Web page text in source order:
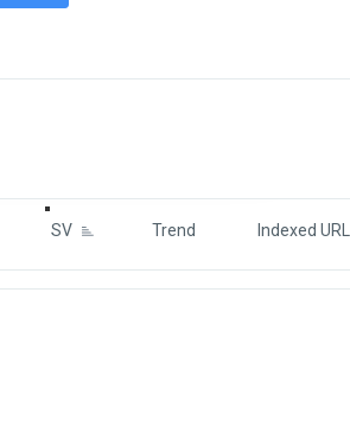
SV Trend Indexed URL